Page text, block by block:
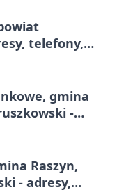
telefony,
gmina
-
Raszyn,
- adresy,